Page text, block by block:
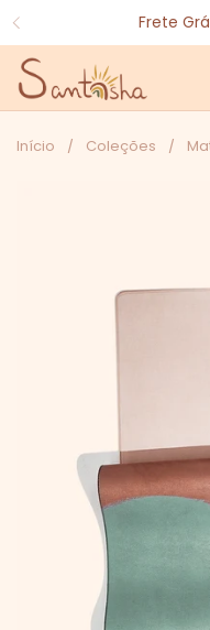
Ir para o conteúdoFrete
Início / Coleções /